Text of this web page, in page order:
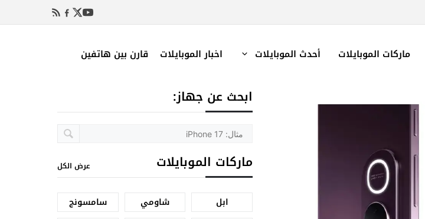
ماركات الموبايلات أحدث الموبايلات اخبار الموبايلات قارن بين هاتفين
ابحث عن جهاز:
ماركات الموبايلات عرض الكل
ابل شاومي
سامسونج